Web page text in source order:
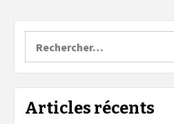
Articles récents